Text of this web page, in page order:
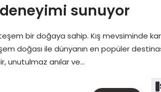
deneyimi sunuyor
bir doğaya sahip. Kış mevsiminde karla
doğası ile dünyanın en popüler
unutulmaz anılar ve…